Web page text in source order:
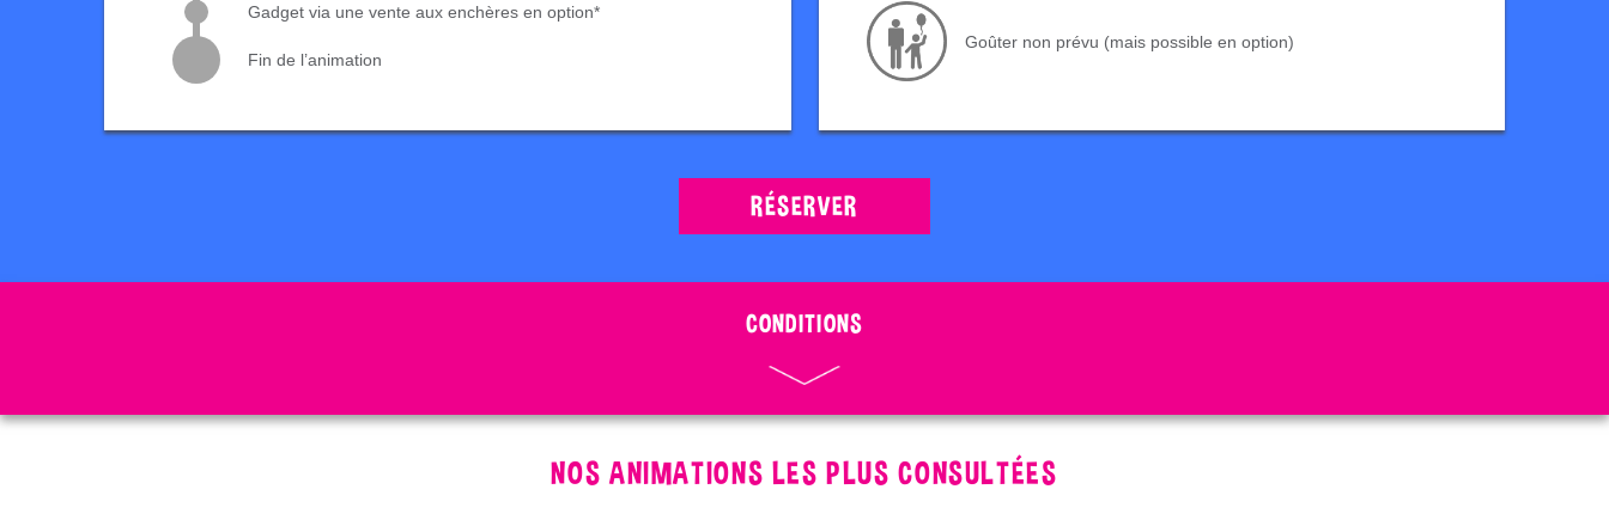
Gadget via une vente aux enchères en option*
Fin de l’animation
Goûter non prévu (mais possible en option)
RÉSERVER
CONDITIONS
NOS ANIMATIONS LES PLUS CONSULTÉES